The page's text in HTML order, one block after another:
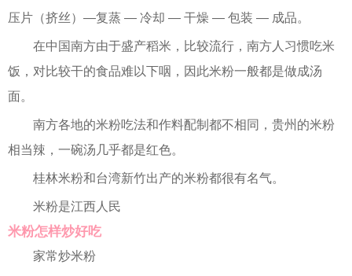
压片（挤丝）—复蒸 — 冷却 — 干燥 — 包装 — 成品。
在中国南方由于盛产稻米，比较流行，南方人习惯吃米
饭，对比较干的食品难以下咽，因此米粉一般都是做成汤
面。
南方各地的米粉吃法和作料配制都不相同，贵州的米粉
相当辣，一碗汤几乎都是红色。
桂林米粉和台湾新竹出产的米粉都很有名气。
米粉是江西人民
米粉怎样炒好吃
家常炒米粉